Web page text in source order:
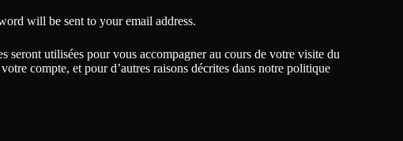
will be sent to your email address.
seront utilisées pour vous accompagner au cours de votre visite du
compte, et pour d’autres raisons décrites dans notre politique